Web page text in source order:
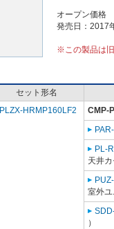
オープン価格
発売日：2017
※この製品は
セット形名
PLZX-HRMP160LF2
CMP-
PL-
天井カ
室外
）